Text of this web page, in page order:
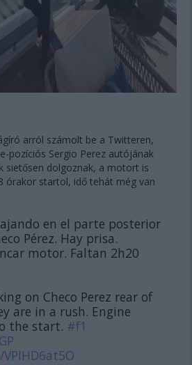
arról számolt be a Twitteren,
pozíciós Sergio Perez autójának
sietősen dolgoznak, a motort is
órakor startol, idő tehát még van
en el parte posterior
Pérez. Hay prisa.
motor. Faltan 2h20
on Checo Perez rear of
are in a rush. Engine
the start. #f1